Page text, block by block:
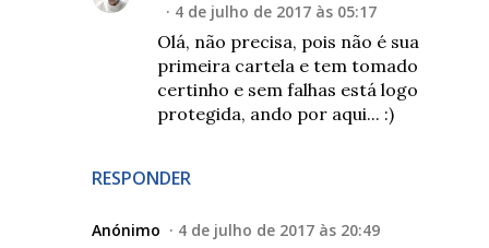
RESPONDER
4 de julho de 2017 às 05:17
Olá, não precisa, pois não é sua
primeira cartela e tem tomado
certinho e sem falhas está logo
protegida, ando por aqui... :)
Anónimo 4 de julho de 2017 às 20:49